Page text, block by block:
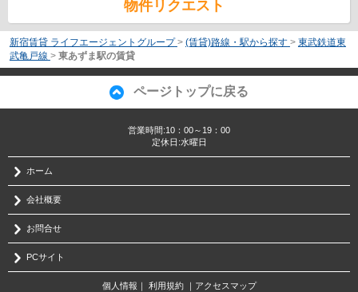
物件リクエスト
新宿賃貸 ライフエージェントグループ > (賃貸)路線・駅から探す > 東武鉄道東
武亀戸線 > 東あずま駅の賃貸
ページトップに戻る
営業時間:10：00～19：00
定休日:水曜日
ホーム
会社概要
お問合せ
PCサイト
個人情報 ｜ 利用規約｜ アクセスマップ